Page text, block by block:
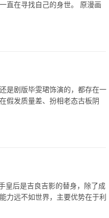
直在寻找自己的身世。 原漫画
是剧版毕雯珺饰演的，都存在一
假发质量差、扮相老态古板阴
皇后是吉良吉影的替身，除了成
力远不如世界，主要优势在于利